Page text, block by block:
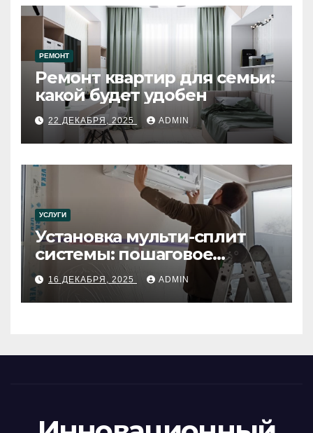
РЕМОНТ
Ремонт квартир для семьи:
какой будет удобен
22 ДЕКАБРЯ, 2025 ADMIN
УСЛУГИ
Установка мульти-сплит
системы: пошаговое
руководство
16 ДЕКАБРЯ, 2025 ADMIN